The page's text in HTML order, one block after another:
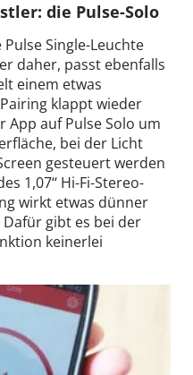
die Pulse-Solo
Single-Leuchte
daher, passt ebenfalls
einem etwas
klappt wieder
App auf Pulse Solo um
bei der Licht
gesteuert werden
1,07‘‘ Hi-Fi-Stereo-
wirkt etwas dünner
gibt es bei der
keinerlei